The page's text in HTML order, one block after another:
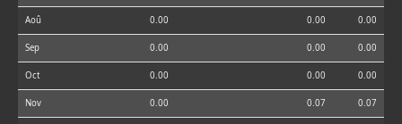
Aoû 0.00 0.00 0.00
Sep 0.00 0.00 0.00
Oct 0.00 0.00 0.00
Nov 0.00 0.07 0.07